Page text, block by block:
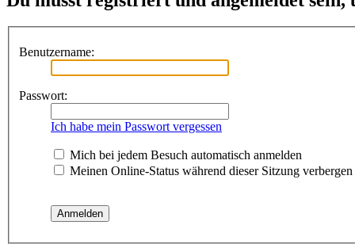
Benutzername:
Passwort:
Ich habe mein Passwort vergessen
Mich bei jedem Besuch automatisch anmelden
Meinen Online-Status während dieser Sitzung verbergen